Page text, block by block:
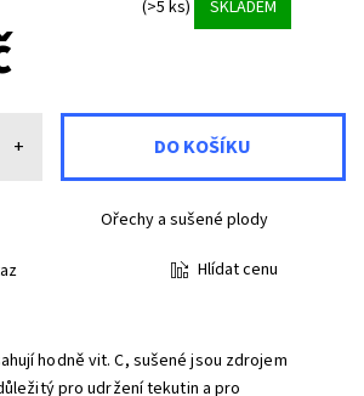
(>5 ks) SKLADEM
+
Ořechy a sušené plody
Hlídat cenu
hodně vit. C, sušené jsou zdrojem
pro udržení tekutin a pro